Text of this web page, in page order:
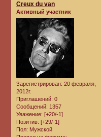
Creux du van
Активный участник
Зарегистрирован: 20 февраля,
2012г.
Приглашений: 0
Сообщений: 1357
Уважение: [+20/-1]
Позитив: [+29/-1]
Пол: Мужской